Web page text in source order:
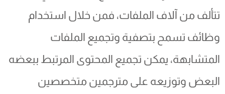
تتألف من آلاف الملفات، فمن خلال استخدام
وظائف تسمح بتصفية وتجميع الملفات
المتشابهة، يمكن تجميع المحتوى المرتبط ببعضه
البعض وتوزيعه على مترجمين متخصصين